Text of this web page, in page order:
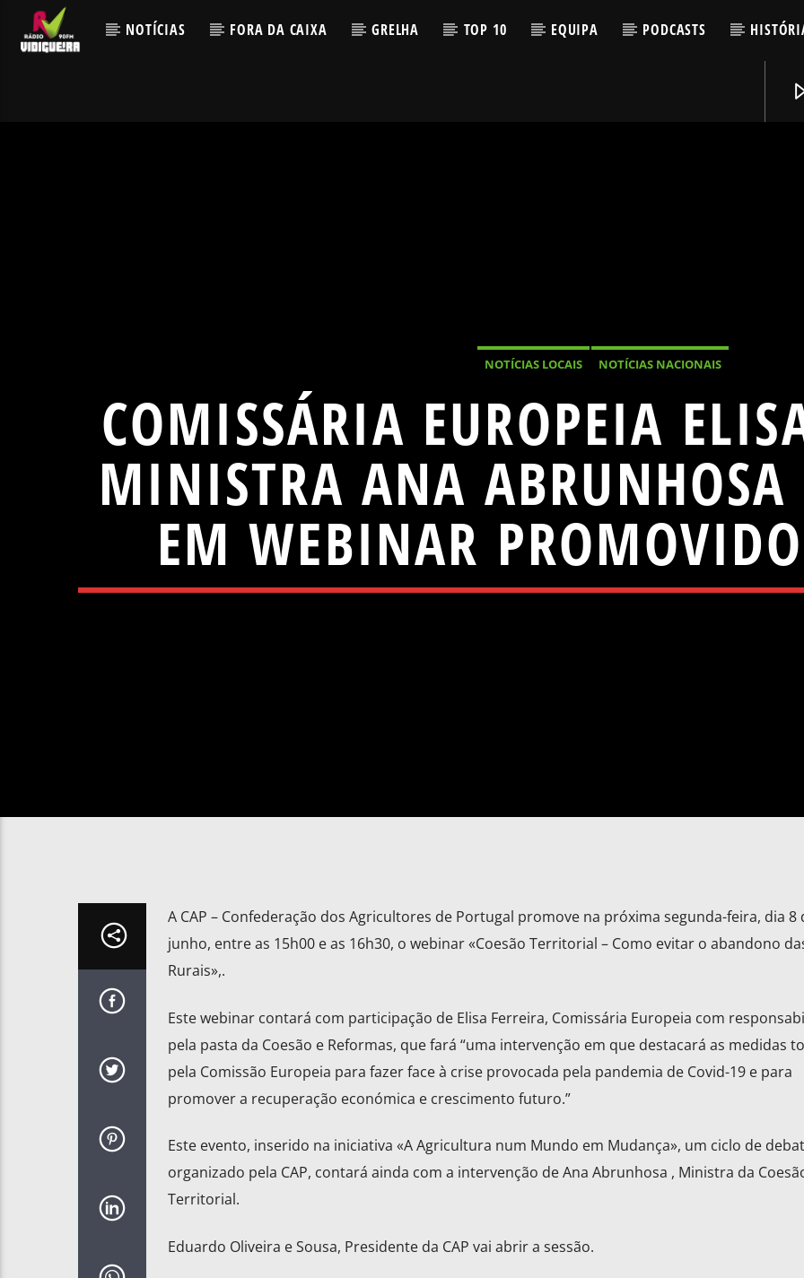
NOTÍCIAS FORA DA CAIXA GRELHA TOP 10 EQUIPA PODCASTS
NOTÍCIAS LOCAIS NOTÍCIAS NACIONAIS
COMISSÁRIA EUROPEIA
MINISTRA ANA
EM WEBINAR
A CAP – Confederação dos Agricultores de Portugal promove na próxima segunda-feira, dia 8
junho, entre as 15h00 e as 16h30, o webinar «Coesão Territorial – Como evitar o abandono
Rurais»,.
Este webinar contará com participação de Elisa Ferreira, Comissária Europeia com
pela pasta da Coesão e Reformas, que fará “uma intervenção em que destacará as medidas
pela Comissão Europeia para fazer face à crise provocada pela pandemia de Covid-19 e para
promover a recuperação económica e crescimento futuro.”
Este evento, inserido na iniciativa «A Agricultura num Mundo em Mudança», um ciclo de
organizado pela CAP, contará ainda com a intervenção de Ana Abrunhosa , Ministra da
Territorial.
Eduardo Oliveira e Sousa, Presidente da CAP vai abrir a sessão.